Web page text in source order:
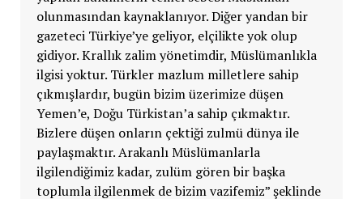
olunmasından kaynaklanıyor. Diğer yandan bir
gazeteci Türkiye’ye geliyor, elçilikte yok olup
gidiyor. Krallık zalim yönetimdir, Müslümanlıkla
ilgisi yoktur. Türkler mazlum milletlere sahip
çıkmışlardır, bugün bizim üzerimize düşen
Yemen’e, Doğu Türkistan’a sahip çıkmaktır.
Bizlere düşen onların çektiği zulmü dünya ile
paylaşmaktır. Arakanlı Müslümanlarla
ilgilendiğimiz kadar, zulüm gören bir başka
toplumla ilgilenmek de bizim vazifemiz” şeklinde